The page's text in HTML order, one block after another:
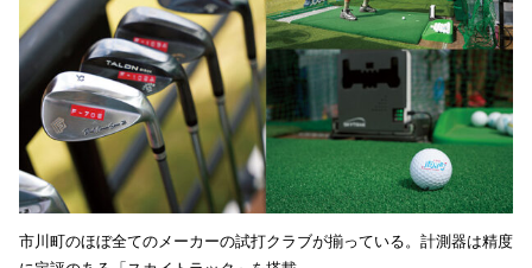
市川町のほぼ全てのメーカーの試打クラブが揃っている。計測器は精度